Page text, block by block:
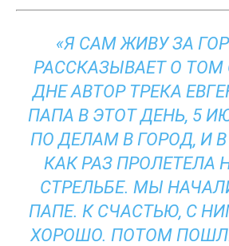
«Я САМ ЖИВУ ЗА
РАССКАЗЫВАЕТ О
ДНЕ АВТОР ТРЕКА
ПАПА В ЭТОТ ДЕНЬ, 5
ПО ДЕЛАМ В ГОРОД, И В
КАК РАЗ ПРОЛЕТЕЛА
СТРЕЛЬБЕ. МЫ
ПАПЕ. К СЧАСТЬЮ, С
ХОРОШО. ПОТОМ